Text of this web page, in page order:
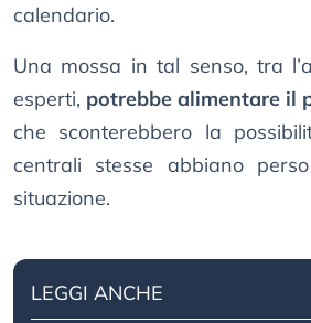
calendario.
Una mossa in tal senso, tra
esperti, potrebbe alimentare il
che sconterebbero la
centrali stesse abbiano
situazione.
LEGGI ANCHE